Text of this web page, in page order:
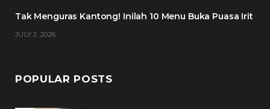
Tak Menguras Kantong! Inilah 10 Menu Buka Puasa Irit
JULY 2, 2026
POPULAR POSTS